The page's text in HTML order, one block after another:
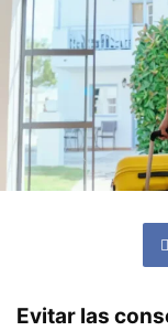
Evitar las